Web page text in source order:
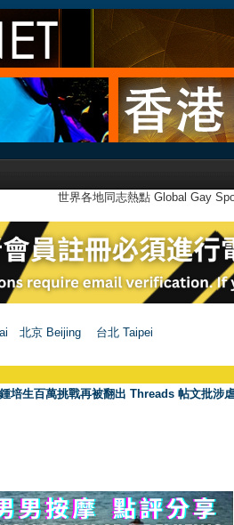
世界各地同志熱點 Global Gay
北京 Beijing 台北 Taipei
培生百萬挑戰再被翻出 Threads 帖文批涉